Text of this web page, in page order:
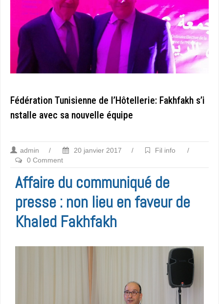
Fédération Tunisienne de l’Hôtellerie: Fakhfakh s’i
nstalle avec sa nouvelle équipe
admin / 20 janvier 2017 / Fil info
/
0 Comment
Affaire du communiqué de
presse : non lieu en faveur de
Khaled Fakhfakh